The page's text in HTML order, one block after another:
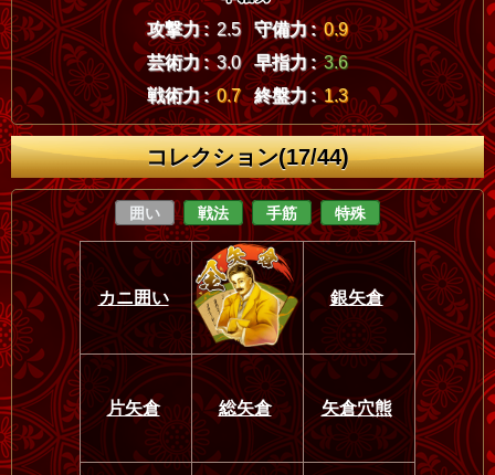
攻撃力 : 2.5 守備力 : 0.9
芸術力 : 3.0 早指力 : 3.6
戦術力 : 0.7 終盤力 : 1.3
コレクション(17/44)
囲い 戦法 手筋 特殊
カニ囲い 銀矢倉
片矢倉 総矢倉 矢倉穴熊